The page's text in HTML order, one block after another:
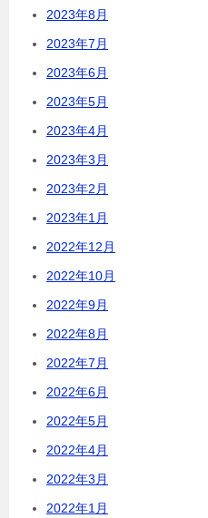
2023年8月
2023年7月
2023年6月
2023年5月
2023年4月
2023年3月
2023年2月
2023年1月
2022年12月
2022年10月
2022年9月
2022年8月
2022年7月
2022年6月
2022年5月
2022年4月
2022年3月
2022年1月